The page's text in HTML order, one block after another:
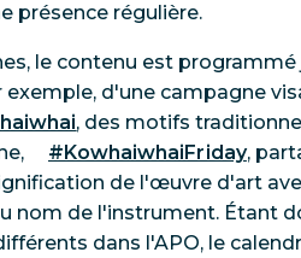
présence régulière.
le contenu est programmé
exemple, d'une campagne
, des motifs
#KowhaiwhaiFriday,
de l'œuvre d'art
nom de l'instrument. Étant
dans l'APO, le